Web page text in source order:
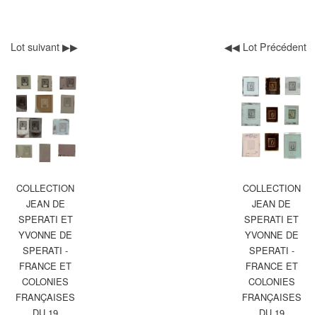
Lot suivant ▶▶
COLLECTION
JEAN DE
SPERATI ET
YVONNE DE
SPERATI -
FRANCE ET
COLONIES
FRANÇAISES
◀◀ Lot Précédent
COLLECTION
JEAN DE
SPERATI ET
YVONNE DE
SPERATI -
FRANCE ET
COLONIES
FRANÇAISES